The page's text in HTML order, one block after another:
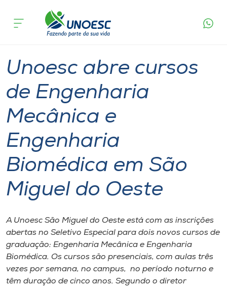
Cursos
Pesquisa
Atendimento ao Estudante
Portal de Ensino
Unoesc
Internacionalização
I.nova
Diplomados
acontece
Unoesc abre cursos
de Engenharia
Mecânica e
Engenharia
Biomédica em São
Miguel do Oeste
A Unoesc São Miguel do Oeste está com as inscrições
abertas no Seletivo Especial para dois novos cursos de
graduação: Engenharia Mecânica e Engenharia
Biomédica. Os cursos são presenciais, com aulas três
vezes por semana, no campus, no período noturno e
têm duração de cinco anos. Segundo o diretor